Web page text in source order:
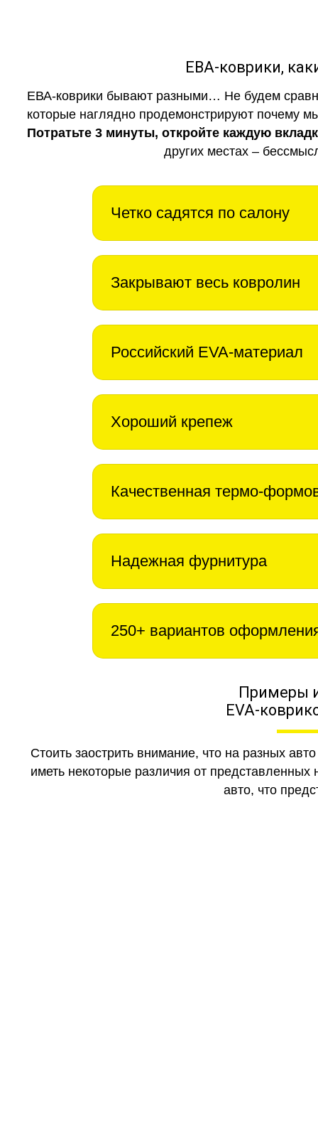
ЕВА-коврики,
ЕВА-коврики бывают разными… Не будем
которые наглядно продемонстрируют почему
Потратьте 3 минуты, откройте каждую
других местах –
Четко садятся по салону
Закрывают весь ковролин
Российский EVA-материал
Хороший крепеж
Качественная термо-
Надежная фурнитура
250+ вариантов
Примеры
EVA-
Стоить заострить внимание, что на разных
иметь некоторые различия от
авто, что